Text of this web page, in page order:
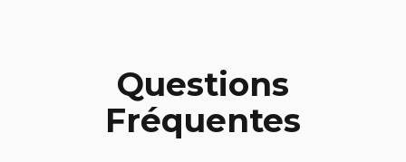
Questions
Fréquentes